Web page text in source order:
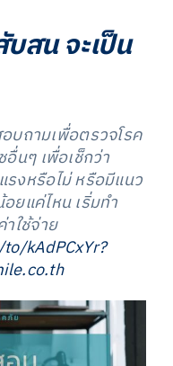
สน จะเป็น
บถามเพื่อตรวจโรค
อื่นๆ เพื่อเช็กว่า
รงหรือไม่ หรือมีแนว
ยแค่ไหน เริ่มทำ
ใช้จ่าย
kAdPCxYr?